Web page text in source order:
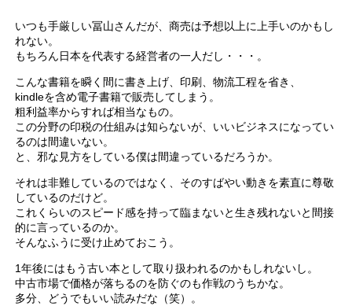
いつも手厳しい冨山さんだが、商売は予想以上に上手いのかもし
れない。
もちろん日本を代表する経営者の一人だし・・・。
こんな書籍を瞬く間に書き上げ、印刷、物流工程を省き、
kindleを含め電子書籍で販売してしまう。
粗利益率からすれば相当なもの。
この分野の印税の仕組みは知らないが、いいビジネスになってい
るのは間違いない。
と、邪な見方をしている僕は間違っているだろうか。
それは非難しているのではなく、そのすばやい動きを素直に尊敬
しているのだけど。
これくらいのスピード感を持って臨まないと生き残れないと間接
的に言っているのか。
そんなふうに受け止めておこう。
1年後にはもう古い本として取り扱われるのかもしれないし。
中古市場で価格が落ちるのを防ぐのも作戦のうちかな。
多分、どうでもいい読みだな（笑）。